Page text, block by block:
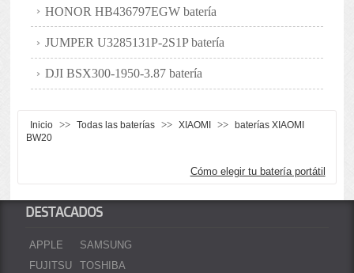
HONOR HB436797EGW batería
JUMPER U3285131P-2S1P batería
DJI BSX300-1950-3.87 batería
Inicio >> Todas las baterías >> XIAOMI >>
baterías XIAOMI
BW20
Cómo elegir tu batería portátil
DESTACADOS
APPLE
FUJITSU
SAMSUNG
TOSHIBA